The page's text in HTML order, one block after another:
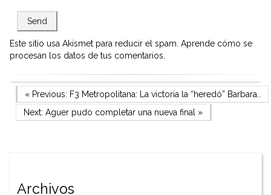
Este sitio usa Akismet para reducir el spam. Aprende cómo se
procesan los datos de tus comentarios.
Navegación
de
Previous Post
« Previous: F3 Metropolitana: La victoria la “heredó” Barbara..
Next Post
Next: Aguer pudo completar una nueva final»
Archivos